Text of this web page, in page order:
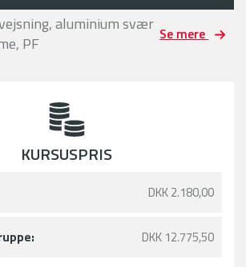
aluminium svær
PF
Se mere
KURSUSPRIS
DKK 2.180,00
DKK 12.775,50